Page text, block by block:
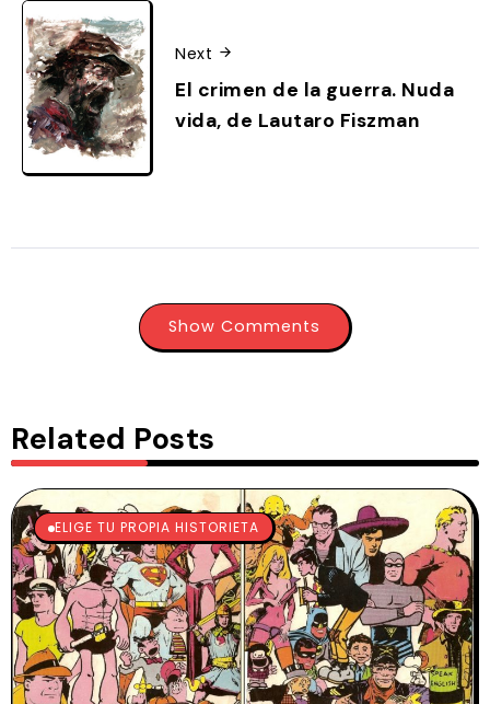
Next
El crimen de la guerra. Nuda
vida, de Lautaro Fiszman
Show Comments
Related Posts
ELIGE TU PROPIA HISTORIETA